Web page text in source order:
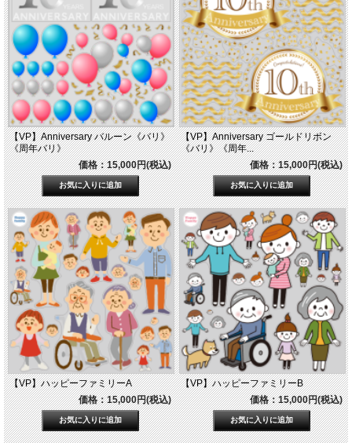
【VP】Anniversary バルーン《バリ》
《周年バリ》
価格：15,000円(税込)
【VP】Anniversary ゴールドリボン
《バリ》《周年...
価格：15,000円(税込)
【VP】ハッピーファミリーA
価格：15,000円(税込)
【VP】ハッピーファミリーB
価格：15,000円(税込)